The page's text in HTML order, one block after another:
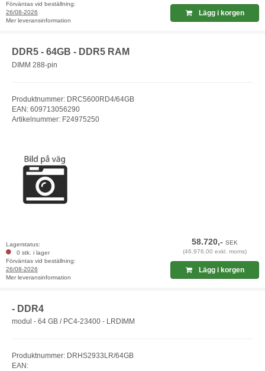
Förväntas vid beställning:
26/08-2026
Mer leveransinformation
Lägg i korgen
DDR5 - 64GB - DDR5 RAM
DIMM 288-pin
Produktnummer: DRC5600RD4/64GB
EAN: 609713056290
Artikelnummer: F24975250
Lagerstatus:
0 stk. i lager
Förväntas vid beställning:
26/08-2026
Mer leveransinformation
58.720,-SEK
(46.976,00 exkl. moms)
Lägg i korgen
- DDR4
modul - 64 GB / PC4-23400 - LRDIMM
Produktnummer: DRHS2933LR/64GB
EAN: